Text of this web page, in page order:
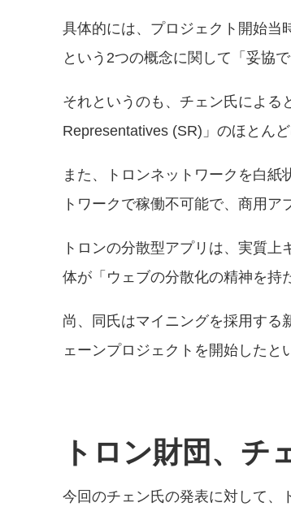
具体的には、プロジェクト開始当
という2つの概念に関して「妥協
それというのも、チェン氏による
Representatives (SR)」のほとん
また、トロンネットワークを白紙
トワークで稼働不可能で、商用ア
トロンの分散型アプリは、実質
体が「ウェブの分散化の精神を持
尚、同氏はマイニングを採用する
ェーンプロジェクトを開始したと
トロン財団、チ
今回のチェン氏の発表に対して、